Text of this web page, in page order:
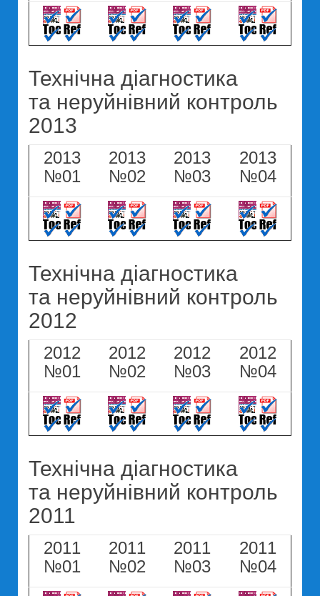
Технічна діагностика
та неруйнівний контроль
2013
2013
№01
2013
№02
2013
№03
2013
№04
Технічна діагностика
та неруйнівний контроль
2012
2012
№01
2012
№02
2012
№03
2012
№04
Технічна діагностика
та неруйнівний контроль
2011
2011
№01
2011
№02
2011
№03
2011
№04